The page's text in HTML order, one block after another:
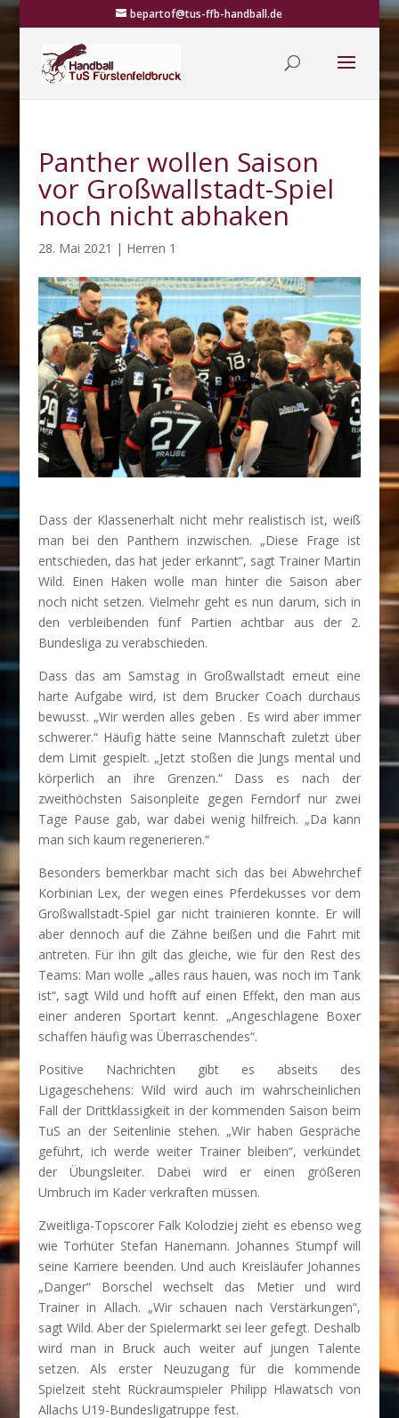
bepartof@tus-ffb-handball.de
Panther wollen Saison
vor Großwallstadt-Spiel
noch nicht abhaken
28. Mai 2021 | Herren 1
Dass der Klassenerhalt nicht mehr realistisch ist, weiß
man bei den Panthern inzwischen. „Diese Frage ist
entschieden, das hat jeder erkannt“, sagt Trainer Martin
Wild. Einen Haken wolle man hinter die Saison aber
noch nicht setzen. Vielmehr geht es nun darum, sich in
den verbleibenden fünf Partien achtbar aus der 2.
Bundesliga zu verabschieden.
Dass das am Samstag in Großwallstadt erneut eine
harte Aufgabe wird, ist dem Brucker Coach durchaus
bewusst. „Wir werden alles geben . Es wird aber immer
schwerer.“ Häufig hätte seine Mannschaft zuletzt über
dem Limit gespielt. „Jetzt stoßen die Jungs mental und
körperlich an ihre Grenzen.“ Dass es nach der
zweithöchsten Saisonpleite gegen Ferndorf nur zwei
Tage Pause gab, war dabei wenig hilfreich. „Da kann
man sich kaum regenerieren.“
Besonders bemerkbar macht sich das bei Abwehrchef
Korbinian Lex, der wegen eines Pferdekusses vor dem
Großwallstadt-Spiel gar nicht trainieren konnte. Er will
aber dennoch auf die Zähne beißen und die Fahrt mit
antreten. Für ihn gilt das gleiche, wie für den Rest des
Teams: Man wolle „alles raus hauen, was noch im Tank
ist“, sagt Wild und hofft auf einen Effekt, den man aus
einer anderen Sportart kennt. „Angeschlagene Boxer
schaffen häufig was Überraschendes“.
Positive Nachrichten gibt es abseits des
Ligageschehens: Wild wird auch im wahrscheinlichen
Fall der Drittklassigkeit in der kommenden Saison beim
TuS an der Seitenlinie stehen. „Wir haben Gespräche
geführt, ich werde weiter Trainer bleiben“, verkündet
der Übungsleiter. Dabei wird er einen größeren
Umbruch im Kader verkraften müssen.
Zweitliga-Topscorer Falk Kolodziej zieht es ebenso weg
wie Torhüter Stefan Hanemann. Johannes Stumpf will
seine Karriere beenden. Und auch Kreisläufer Johannes
„Danger“ Borschel wechselt das Metier und wird
Trainer in Allach. „Wir schauen nach Verstärkungen“,
sagt Wild. Aber der Spielermarkt sei leer gefegt. Deshalb
wird man in Bruck auch weiter auf jungen Talente
setzen. Als erster Neuzugang für die kommende
Spielzeit steht Rückraumspieler Philipp Hlawatsch von
Allachs U19-Bundesligatruppe fest.